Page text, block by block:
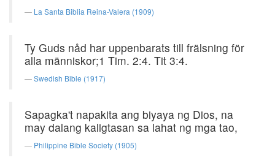
La Santa Biblia Reina-Valera (1909)
Ty Guds nåd har uppenbarats till frälsning för
alla människor;1 Tim. 2:4. Tit 3:4.
Swedish Bible (1917)
Sapagka't napakita ang biyaya ng Dios, na
may dalang kaligtasan sa lahat ng mga tao,
Philippine Bible Society (1905)